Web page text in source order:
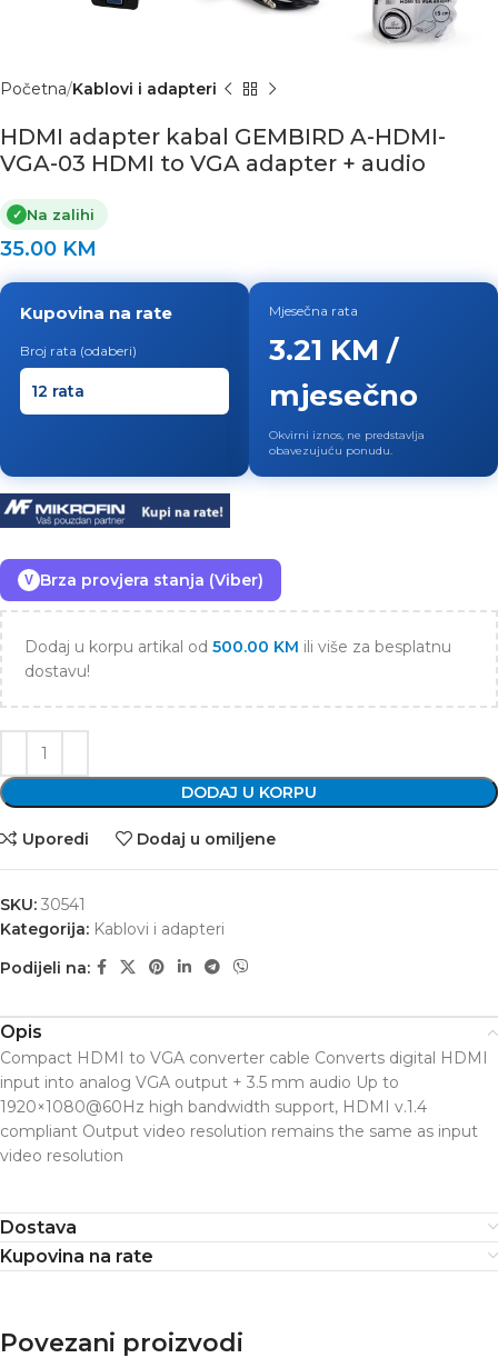
Početna Kablovi i adapteri
HDMI adapter kabal GEMBIRD A-HDMI-
VGA-03 HDMI to VGA adapter + audio
✓ Na zalihi
35.00 KM
Kupovina na rate
Broj rata (odaberi)
Mjesečna rata
3.21 KM /
mjesečno
Okvirni iznos, ne predstavlja
obavezujuću ponudu.
V Brza provjera stanja (Viber)
Dodaj u korpu artikal od 500.00 KM ili više za besplatnu
dostavu!
DODAJ U KORPU
Uporedi Dodaj u omiljene
SKU: 30541
Kategorija: Kablovi i adapteri
Podijeli na:
Opis
Compact HDMI to VGA converter cable Converts digital HDMI
input into analog VGA output + 3.5 mm audio Up to
1920×1080@60Hz high bandwidth support, HDMI v.1.4
compliant Output video resolution remains the same as input
video resolution
Dostava
Kupovina na rate
Povezani proizvodi